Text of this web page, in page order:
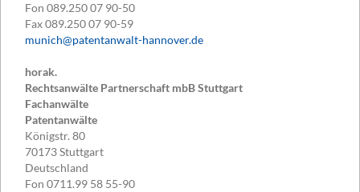
Fon 089.250 07 90-50
Fax089.250 07 90-59
munich@patentanwalt-hannover.de
horak.
Rechtsanwälte Partnerschaft mbB Stuttgart
Fachanwälte
Patentanwälte
Königstr. 80
70173Stuttgart
Deutschland
Fon 0711.99 58 55-90